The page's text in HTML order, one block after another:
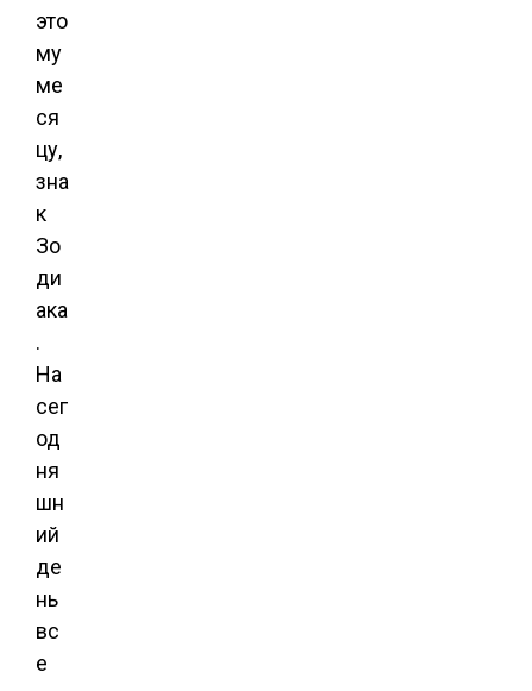
это
му
ме
ся
цу,
зна
к
Зо
ди
ака
.
На
сег
од
ня
шн
ий
де
нь
вс
е